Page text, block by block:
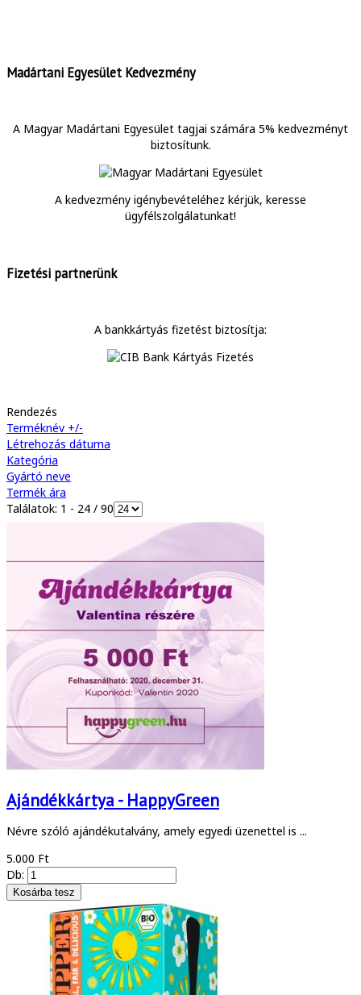
Madártani Egyesület Kedvezmény
A Magyar Madártani Egyesület tagjai számára 5% kedvezményt
biztosítunk.
A kedvezmény igénybevételéhez kérjük, keresse
ügyfélszolgálatunkat!
Fizetési partnerünk
A bankkártyás fizetést biztosítja:
Rendezés
Terméknév +/-
Létrehozás dátuma
Kategória
Gyártó neve
Termék ára
Találatok: 1 - 24 / 90
Ajándékkártya - HappyGreen
Névre szóló ajándékutalvány, amely egyedi üzenettel is ...
5.000 Ft
Db: